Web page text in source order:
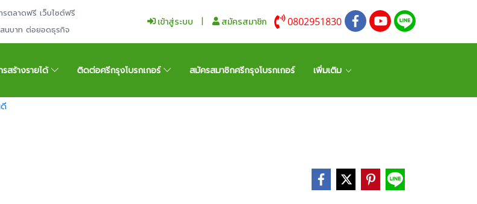
ตลาดฟรี เว็บไซต์ฟรี
นบาท ต่อยอดธุรกิจ
เข้าสู่ระบบ สมัครสมาชิก 0802951830
รสร้างรายได้ ติดต่อศรีกรุงโบรกเกอร์ สมัครสมาชิกศรีกรุงโบรกเกอร์ เพิ่มเติม